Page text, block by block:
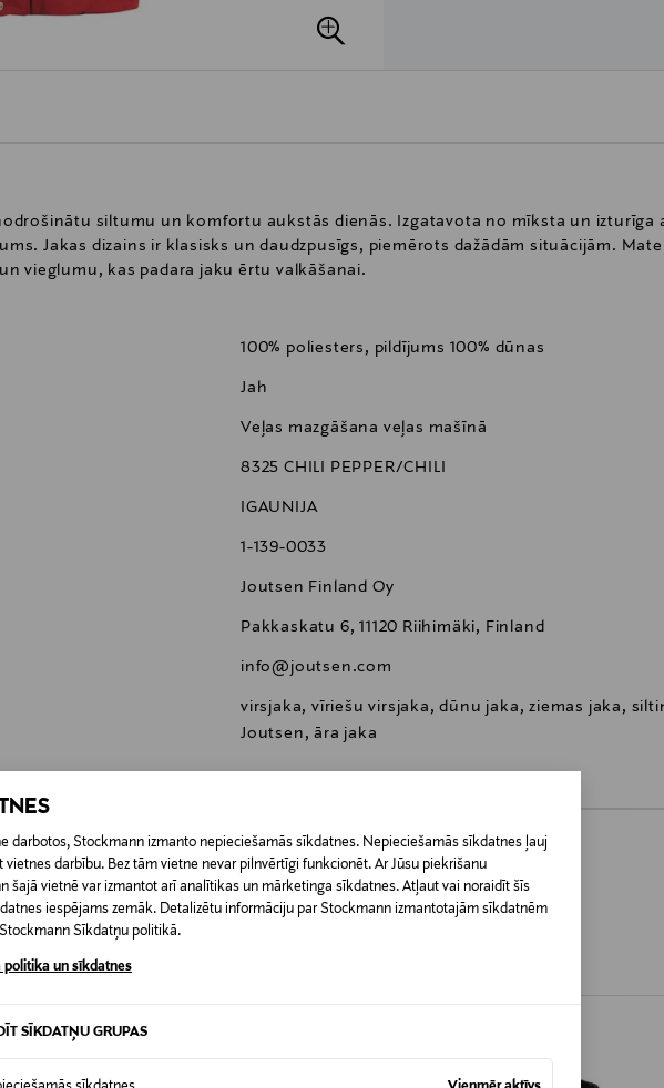
darbotos, Stockmann izmanto nepieciešamās sīkdatnes. Nepieciešamās sīkdatnes ļauj
vietnes darbību. Bez tām vietne nevar pilnvērtīgi funkcionēt. Ar Jūsu piekrišanu
šajā vietnē var izmantot arī analītikas un mārketinga sīkdatnes. Atļaut vai noraidīt šīs
iespējams zemāk. Detalizētu informāciju par Stockmann izmantotajām sīkdatnēm
Sīkdatņu politikā.
politika un sīkdatnes
SĪKDATŅU GRUPAS
siltumu un komfortu aukstās dienās. Izgatavota no mīksta un izturīga
Jakas dizains ir klasisks un daudzpusīgs, piemērots dažādām situācijām.
vieglumu, kas padara jaku ērtu valkāšanai.
100% poliesters, pildījums 100% dūnas
Jah
Veļas mazgāšana veļas mašīnā
8325 CHILI PEPPER/CHILI
IGAUNIJA
1-139-0033
Joutsen Finland Oy
Pakkaskatu 6, 11120 Riihimäki, Finland
info@joutsen.com
virsjaka, vīriešu virsjaka, dūnu jaka, ziemas jaka,
Joutsen, āra jaka
0,00 €